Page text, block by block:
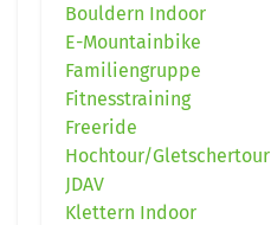
Bouldern Indoor
E-Mountainbike
Familiengruppe
Fitnesstraining
Freeride
Hochtour/Gletschertour
JDAV
Klettern Indoor